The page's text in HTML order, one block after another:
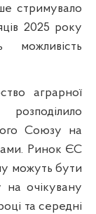
стримувало
2025 року
можливість
аграрної
розподілило
Союзу на
Ринок ЄС
можуть бути
на очікувану
та середні